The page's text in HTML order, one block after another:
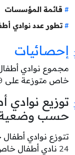
قائمة المؤسسات
تطور عدد نوادي
إحصائيات
مجموع نوادي
خاص متوزعة على 9 معتمدية.
توزيع نوادي
حسب
تتوزع نوادي